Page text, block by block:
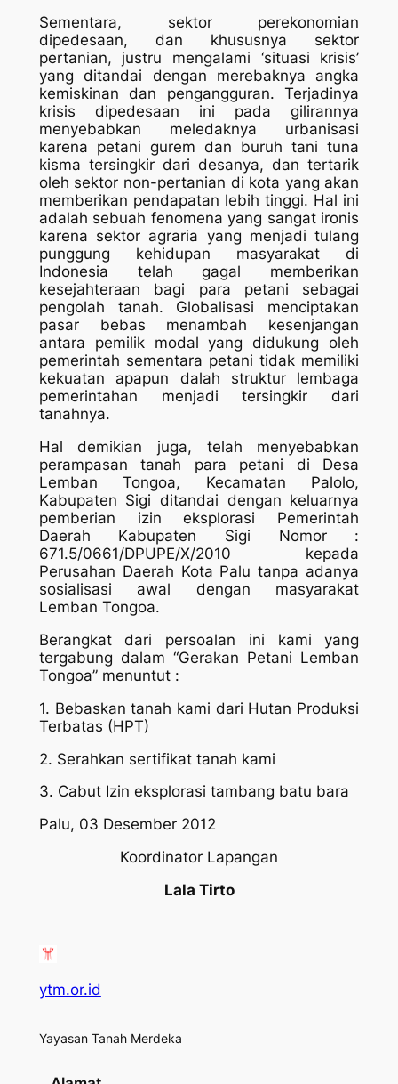
Sementara, sektor perekonomian
dipedesaan, dan khususnya sektor
pertanian, justru mengalami ‘situasi krisis’
yang ditandai dengan merebaknya angka
kemiskinan dan pengangguran. Terjadinya
krisis dipedesaan ini pada gilirannya
menyebabkan meledaknya urbanisasi
karena petani gurem dan buruh tani tuna
kisma tersingkir dari desanya, dan tertarik
oleh sektor non-pertanian di kota yang akan
memberikan pendapatan lebih tinggi. Hal ini
adalah sebuah fenomena yang sangat ironis
karena sektor agraria yang menjadi tulang
punggung kehidupan masyarakat di
Indonesia telah gagal memberikan
kesejahteraan bagi para petani sebagai
pengolah tanah. Globalisasi menciptakan
pasar bebas menambah kesenjangan
antara pemilik modal yang didukung oleh
pemerintah sementara petani tidak memiliki
kekuatan apapun dalah struktur lembaga
pemerintahan menjadi tersingkir dari
tanahnya.
Hal demikian juga, telah menyebabkan
perampasan tanah para petani di Desa
Lemban Tongoa, Kecamatan Palolo,
Kabupaten Sigi ditandai dengan keluarnya
pemberian izin eksplorasi Pemerintah
Daerah Kabupaten Sigi Nomor :
671.5/0661/DPUPE/X/2010 kepada
Perusahan Daerah Kota Palu tanpa adanya
sosialisasi awal dengan masyarakat
Lemban Tongoa.
Berangkat dari persoalan ini kami yang
tergabung dalam “Gerakan Petani Lemban
Tongoa” menuntut :
1. Bebaskan tanah kami dari Hutan Produksi
Terbatas (HPT)
2. Serahkan sertifikat tanah kami
3. Cabut Izin eksplorasi tambang batu bara
Palu, 03 Desember 2012
Koordinator Lapangan
Lala Tirto
ytm.or.id
Yayasan Tanah Merdeka